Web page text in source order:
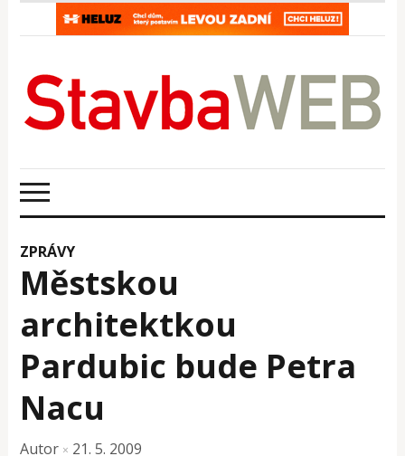
ZPRÁVY
Městskou
architektkou
Pardubic bude Petra
Nacu
Autor × 21. 5. 2009